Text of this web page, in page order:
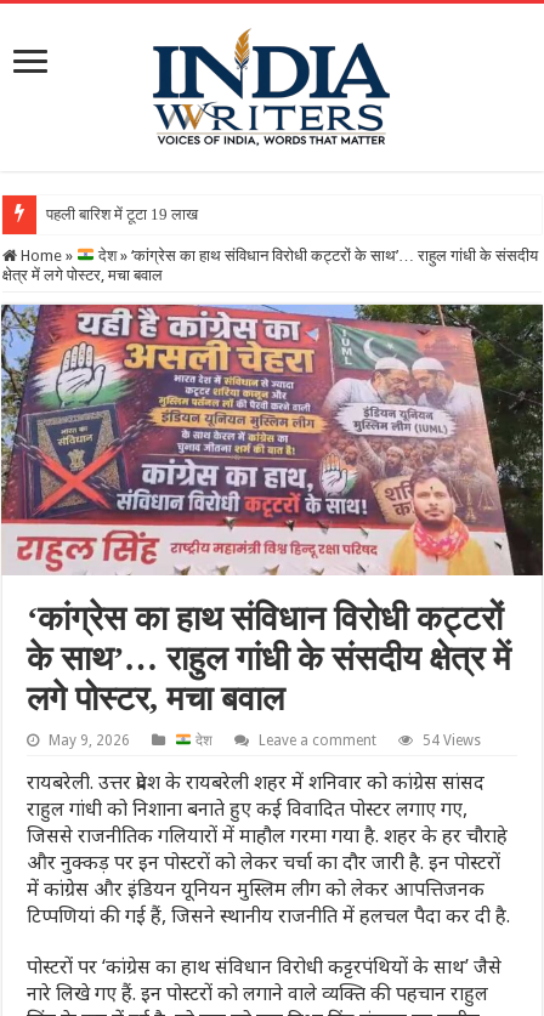
पहली बारिश में टूटा 19 लाख की लागत से बना रिटर्निंग वॉल, ग
Home » देश » ‘कांग्रेस का हाथ संविधान विरोधी कट्टरों के साथ’… राहुल गांधी के संसदीय
क्षेत्र में लगे पोस्टर, मचा बवाल
‘कांग्रेस का हाथ संविधान विरोधी कट्टरों
के साथ’… राहुल गांधी के संसदीय क्षेत्र में
लगे पोस्टर, मचा बवाल
May 9, 2026 देश Leave a comment 54 Views
रायबरेली. उत्तर प्रदेश के रायबरेली शहर में शनिवार को कांग्रेस सांसद
राहुल गांधी को निशाना बनाते हुए कई विवादित पोस्टर लगाए गए,
जिससे राजनीतिक गलियारों में माहौल गरमा गया है. शहर के हर चौराहे
और नुक्कड़ पर इन पोस्टरों को लेकर चर्चा का दौर जारी है. इन पोस्टरों
में कांग्रेस और इंडियन यूनियन मुस्लिम लीग को लेकर आपत्तिजनक
टिप्पणियां की गई हैं, जिसने स्थानीय राजनीति में हलचल पैदा कर दी है.
पोस्टरों पर ‘कांग्रेस का हाथ संविधान विरोधी कट्टरपंथियों के साथ’ जैसे
नारे लिखे गए हैं. इन पोस्टरों को लगाने वाले व्यक्ति की पहचान राहुल